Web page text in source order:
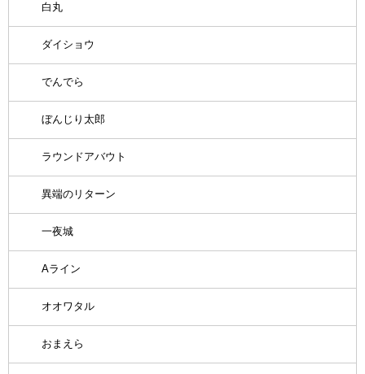
白丸
ダイショウ
でんでら
ぼんじり太郎
ラウンドアバウト
異端のリターン
一夜城
Aライン
オオワタル
おまえら